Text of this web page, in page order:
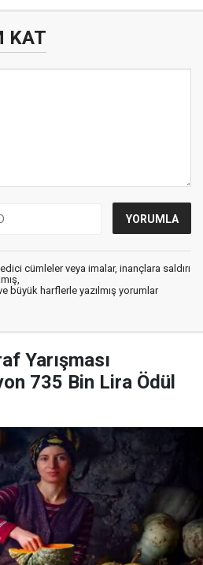
KAT
cümleler veya imalar, inançlara saldırı
büyük harflerle yazılmış yorumlar
Yarışması
735 Bin Lira Ödül